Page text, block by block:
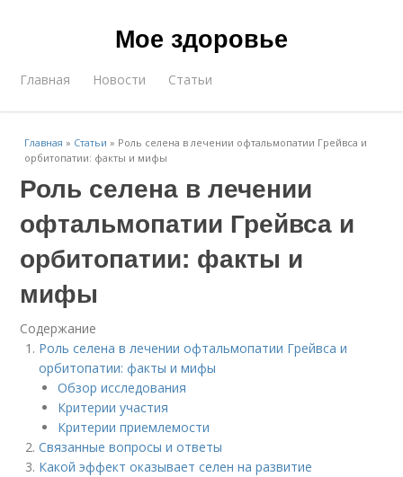
Мое здоровье
Главная Новости Статьи
Главная » Статьи » Роль селена в лечении офтальмопатии Грейвса и
орбитопатии: факты и мифы
Роль селена в лечении
офтальмопатии Грейвса и
орбитопатии: факты и
мифы
Содержание
Роль селена в лечении офтальмопатии Грейвса и
орбитопатии: факты и мифы
Обзор исследования
Критерии участия
Критерии приемлемости
Связанные вопросы и ответы
Какой эффект оказывает селен на развитие